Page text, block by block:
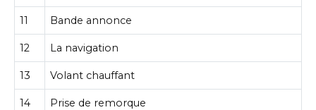
11 Bande annonce
12 La navigation
13 Volant chauffant
14 Prise de remorque